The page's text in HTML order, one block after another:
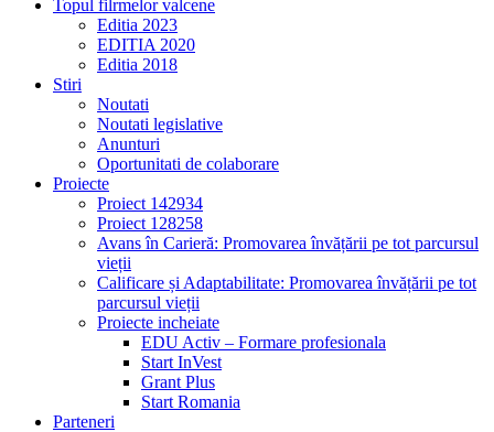
Topul filrmelor valcene
Editia 2023
EDITIA 2020
Editia 2018
Stiri
Noutati
Noutati legislative
Anunturi
Oportunitati de colaborare
Proiecte
Proiect 142934
Proiect 128258
Avans în Carieră: Promovarea învățării pe tot parcursul
vieții
Calificare și Adaptabilitate: Promovarea învățării pe tot
parcursul vieții
Proiecte incheiate
EDU Activ – Formare profesionala
Start InVest
Grant Plus
Start Romania
Parteneri